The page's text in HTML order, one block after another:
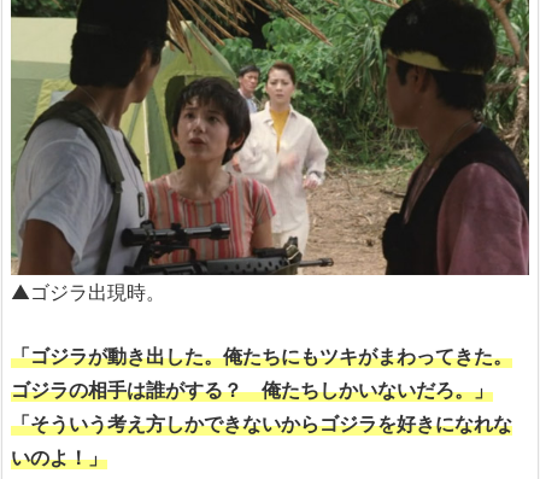
▲ゴジラ出現時。
「ゴジラが動き出した。俺たちにもツキがまわってきた。
ゴジラの相手は誰がする？ 俺たちしかいないだろ。」
「そういう考え方しかできないからゴジラを好きになれな
いのよ！」